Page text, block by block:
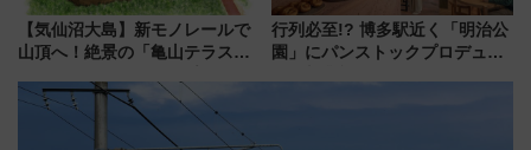
【気仙沼大島】新モノレールで
山頂へ！絶景の「亀山テラス
暇村のお得な日帰りプランも登
行列必至!? 博多駅近く「明治公
園」にパンストックプロデュー